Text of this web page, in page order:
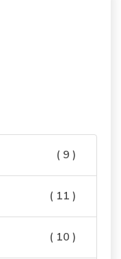
( 9 )
( 11 )
( 10 )